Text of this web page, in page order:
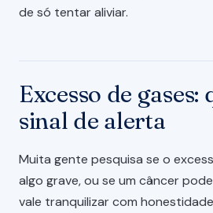
de só tentar aliviar.
Excesso de gases:
sinal de alerta
Muita gente pesquisa se o
algo grave, ou se um câncer
vale tranquilizar com